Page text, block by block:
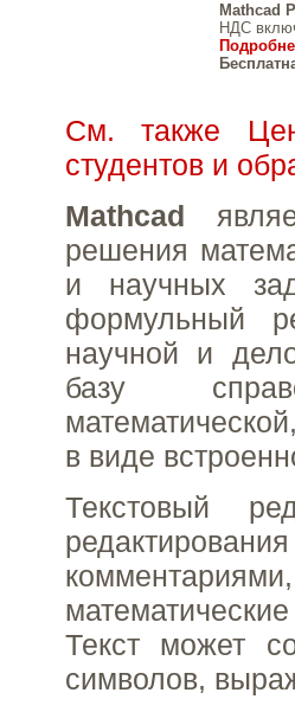
Mathcad
НДС
См. также
студентов и
Mathcad
решения
и научных
формульный
научной и
базу
в виде
Текстовый
Текст может
символов,